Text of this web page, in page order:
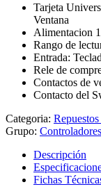
Tarjeta
Ventana
Alimentacion
Rango de
Entrada:
Rele de
Contactos de
Contacto del
Categoria:
Grupo: Controladores
Descripción
Fichas